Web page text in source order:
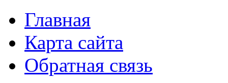
Главная
Карта сайта
Обратная связь